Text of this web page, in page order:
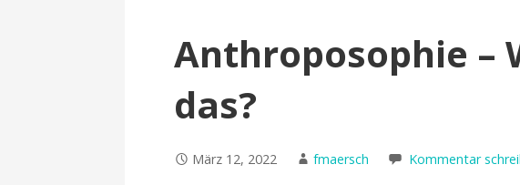
Anthroposophie –
das?
März 12, 2022 fmaersch Kommentar